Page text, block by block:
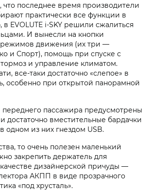
что последнее время производители
практически все функции в
EVOLUTE i‑SKY решили сжалиться
И вынесли на кнопки
движения (их три —
и Спорт), помощь при спуске с
и управление климатом.
все-таки достаточно «слепое» в
особенно при открытой панорамной
пассажира предусмотрены
достаточно вместительные бардачки
одном из них гнездом USB.
то очень полезен маленький
закрепить держатель для
дизайнерской причуды —
АКПП в виде прозрачного
«под хрусталь».